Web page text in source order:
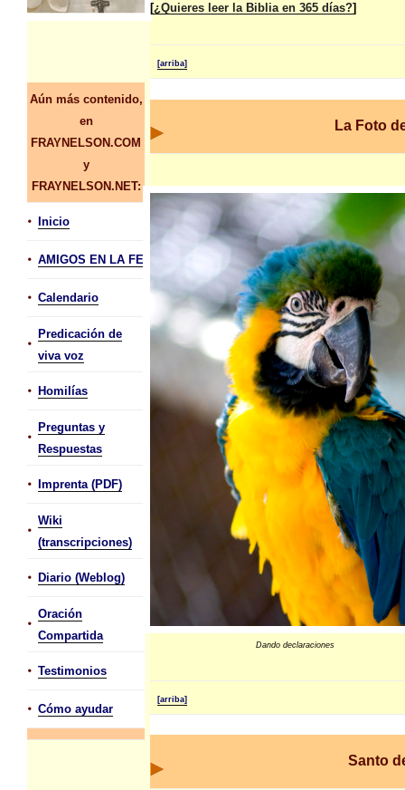
Aún más contenido,
en
FRAYNELSON.COM
y
FRAYNELSON.NET:
• Inicio
• AMIGOS EN LA FE
• Calendario
•
Predicación de
viva voz
• Homilías
•
Preguntas y
Respuestas
• Imprenta (PDF)
•
Wiki
(transcripciones)
• Diario (Weblog)
•
Oración
Compartida
• Testimonios
• Cómo ayudar
[¿Quieres leer la Biblia en 365 días?]
[arriba]
La Foto
Dando declaraciones
[arriba]
Santo